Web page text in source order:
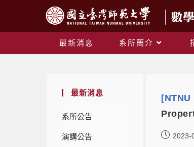
最新消息 系所簡介
最新消息
系所公告
演講公告 2023-